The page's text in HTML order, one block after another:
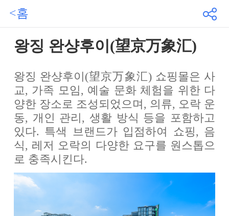
<홈
왕징 완샹후이(望京万象汇)
왕징 완샹후이(望京万象汇) 쇼핑몰은 사
교, 가족 모임, 예술 문화 체험을 위한 다
양한 장소로 조성되었으며, 의류, 오락 운
동, 개인 관리, 생활 방식 등을 포함하고
있다. 특색 브랜드가 입점하여 쇼핑, 음
식, 레저 오락의 다양한 요구를 원스톱으
로 충족시킨다.